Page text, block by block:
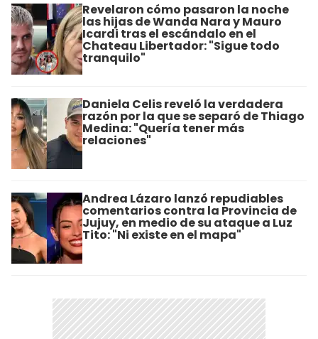
Revelaron cómo pasaron la noche
las hijas de Wanda Nara y Mauro
Icardi tras el escándalo en el
Chateau Libertador: "Sigue todo
tranquilo"
Daniela Celis reveló la verdadera
razón por la que se separó de Thiago
Medina: "Quería tener más
relaciones"
Andrea Lázaro lanzó repudiables
comentarios contra la Provincia de
Jujuy, en medio de su ataque a Luz
Tito: "Ni existe en el mapa"